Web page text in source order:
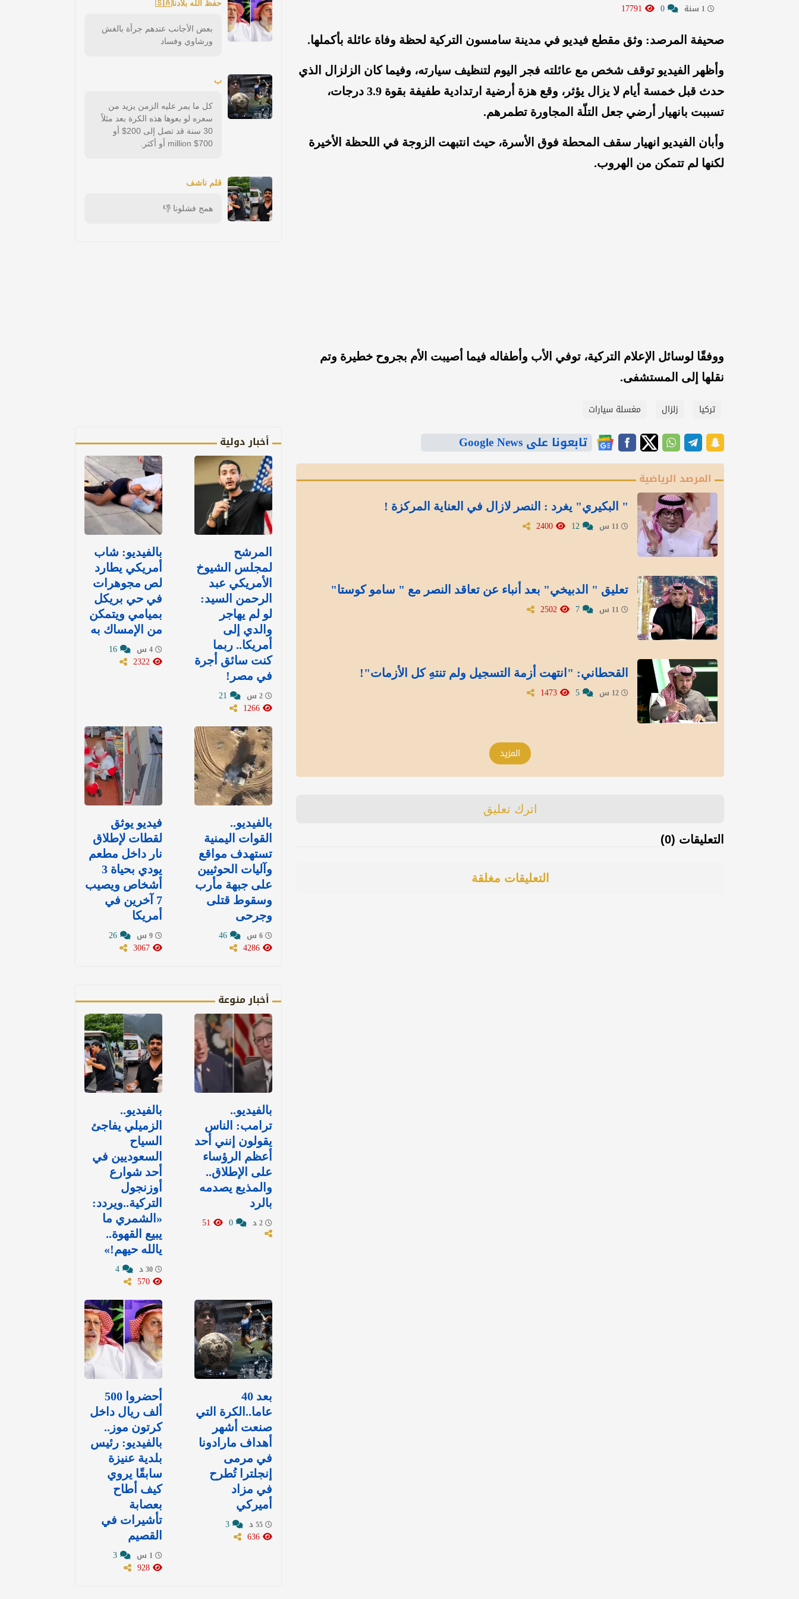
صحيفة المرصد: وثق مقطع فيديو في مدينة سامسون التركية لحظة وفاة عائلة بأكملها.
وأظهر الفيديو توقف شخص مع عائلته فجر اليوم لتنظيف سيارته، وفيما كان الزلزال الذي
حدث قبل خمسة أيام لا يزال يؤثر، وقع هزة أرضية ارتدادية طفيفة بقوة 3.9 درجات،
تسببت بانهيار أرضي جعل التلّة المجاورة تطمرهم.
وأبان الفيديو انهيار سقف المحطة فوق الأسرة، حيث انتبهت الزوجة في اللحظة الأخيرة
لكنها لم تتمكن من الهروب.
ووفقًا لوسائل الإعلام التركية، توفي الأب وأطفاله فيما أصيبت الأم بجروح خطيرة وتم
نقلها إلى المستشفى.
تركيا زلزال مغسلة سيارات
تابعونا على Google News
المرصد الرياضية
" البكيري" يغرد : النصر لازال في العناية المركزة !
تعليق " الدبيخي" بعد أنباء عن تعاقد النصر مع " سامو كوستا"
القحطاني: "انتهت أزمة التسجيل ولم تنتهِ كل الأزمات"!
المزيد
اترك تعليق
التعليقات (0)
التعليقات مغلقة
حفظ الله بلادنا🇸🇦
بعض الأجانب عندهم جرأة بالغش
ورشاوي وفساد
ب
كل ما يمر عليه الزمن يزيد من
سعره لو بعوها هذه الكرة بعد مثلاً
30 سنة قد تصل إلى 200$ أو
700$ million أو أكثر.
قلم ناشف
همج فشلونا 👎
أخبار دولية
المرشح
لمجلس الشيوخ
الأمريكي عبد
الرحمن السيد:
لو لم يهاجر
والدي إلى
أمريكا.. ربما
كنت سائق أجرة
في مصر!
بالفيديو: شاب
أمريكي يطارد
لص مجوهرات
في حي بريكل
بميامي ويتمكن
من الإمساك به
بالفيديو..
القوات اليمنية
تستهدف مواقع
وآليات الحوثيين
على جبهة مأرب
وسقوط قتلى
وجرحى
فيديو يوثق
لقطات لإطلاق
نار داخل مطعم
يودي بحياة 3
أشخاص ويصيب
7 آخرين في
أمريكا
أخبار منوعة
بالفيديو..
ترامب: الناس
يقولون إنني أحد
أعظم الرؤساء
على الإطلاق..
والمذيع يصدمه
بالرد
بالفيديو..
الزميلي يفاجئ
السياح
السعوديين في
أحد شوارع
أوزنجول
التركية..ويردد:
«الشمري ما
يبيع القهوة..
يالله حيهم!»
بعد 40
عاما..الكرة التي
صنعت أشهر
أهداف مارادونا
في مرمى
إنجلترا تُطرح
في مزاد
أميركي
أحضروا 500
ألف ريال داخل
كرتون موز..
بالفيديو: رئيس
بلدية عنيزة
سابقًا يروي
كيف أطاح
بعصابة
تأشيرات في
القصيم